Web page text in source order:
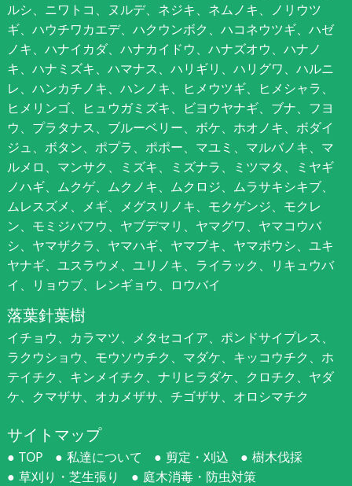
ルシ、ニワトコ、ヌルデ、ネジキ、ネムノキ、ノリウツ
ギ、ハウチワカエデ、ハクウンボク、ハコネウツギ、ハゼ
ノキ、ハナイカダ、ハナカイドウ、ハナズオウ、ハナノ
キ、ハナミズキ、ハマナス、ハリギリ、ハリグワ、ハルニ
レ、ハンカチノキ、ハンノキ、ヒメウツギ、ヒメシャラ、
ヒメリンゴ、ヒュウガミズキ、ビヨウヤナギ、ブナ、フヨ
ウ、プラタナス、ブルーベリー、ボケ、ホオノキ、ボダイ
ジュ、ボタン、ポプラ、ポポー、マユミ、マルバノキ、マ
ルメロ、マンサク、ミズキ、ミズナラ、ミツマタ、ミヤギ
ノハギ、ムクゲ、ムクノキ、ムクロジ、ムラサキシキブ、
ムレスズメ、メギ、メグスリノキ、モクゲンジ、モクレ
ン、モミジバフウ、ヤブデマリ、ヤマグワ、ヤマコウバ
シ、ヤマザクラ、ヤマハギ、ヤマブキ、ヤマボウシ、ユキ
ヤナギ、ユスラウメ、ユリノキ、ライラック、リキュウバ
イ、リョウブ、レンギョウ、ロウバイ
落葉針葉樹
イチョウ、カラマツ、メタセコイア、ポンドサイプレス、
ラクウショウ、モウソウチク、マダケ、キッコウチク、ホ
テイチク、キンメイチク、ナリヒラダケ、クロチク、ヤダ
ケ、クマザサ、オカメザサ、チゴザサ、オロシマチク
サイトマップ
TOP 私達について 剪定・刈込
樹木伐採
草刈り・芝生張り
庭木消毒・防虫対策